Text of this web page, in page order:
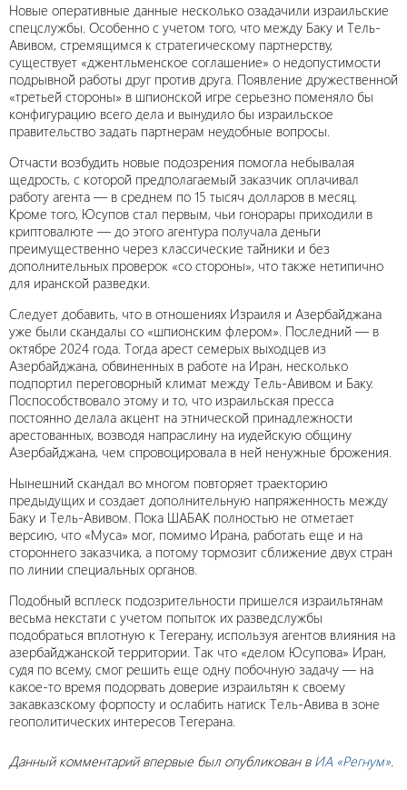
Новые оперативные данные несколько озадачили израильские
спецслужбы. Особенно с учетом того, что между Баку и Тель-
Авивом, стремящимся к стратегическому партнерству,
существует «джентльменское соглашение» о недопустимости
подрывной работы друг против друга. Появление дружественной
«третьей стороны» в шпионской игре серьезно поменяло бы
конфигурацию всего дела и вынудило бы израильское
правительство задать партнерам неудобные вопросы.
Отчасти возбудить новые подозрения помогла небывалая
щедрость, с которой предполагаемый заказчик оплачивал
работу агента — в среднем по 15 тысяч долларов в месяц.
Кроме того, Юсупов стал первым, чьи гонорары приходили в
криптовалюте — до этого агентура получала деньги
преимущественно через классические тайники и без
дополнительных проверок «со стороны», что также нетипично
для иранской разведки.
Следует добавить, что в отношениях Израиля и Азербайджана
уже были скандалы со «шпионским флером». Последний — в
октябре 2024 года. Тогда арест семерых выходцев из
Азербайджана, обвиненных в работе на Иран, несколько
подпортил переговорный климат между Тель-Авивом и Баку.
Поспособствовало этому и то, что израильская пресса
постоянно делала акцент на этнической принадлежности
арестованных, возводя напраслину на иудейскую общину
Азербайджана, чем спровоцировала в ней ненужные брожения.
Нынешний скандал во многом повторяет траекторию
предыдущих и создает дополнительную напряженность между
Баку и Тель-Авивом. Пока ШАБАК полностью не отметает
версию, что «Муса» мог, помимо Ирана, работать еще и на
стороннего заказчика, а потому тормозит сближение двух стран
по линии специальных органов.
Подобный всплеск подозрительности пришелся израильтянам
весьма некстати с учетом попыток их разведслужбы
подобраться вплотную к Тегерану, используя агентов влияния на
азербайджанской территории. Так что «делом Юсупова» Иран,
судя по всему, смог решить еще одну побочную задачу — на
какое-то время подорвать доверие израильтян к своему
закавказскому форпосту и ослабить натиск Тель-Авива в зоне
геополитических интересов Тегерана.
Данный комментарий впервые был опубликован в ИА «Регнум».